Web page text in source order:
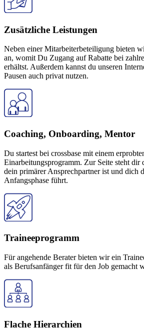
Zusätzliche Leistungen
Neben einer Mitarbeiterbeteiligung bieten
an, womit Du Zugang auf Rabatte bei
erhältst. Außerdem kannst du unseren
Pausen auch privat nutzen.
Coaching, Onboarding, Mentor
Du startest bei crossbase mit einem
Einarbeitungsprogramm. Zur Seite steht dir
dein primärer Ansprechpartner ist und dich
Anfangsphase führt.
Traineeprogramm
Für angehende Berater bieten wir ein
als Berufsanfänger fit für den Job gemacht
Flache Hierarchien